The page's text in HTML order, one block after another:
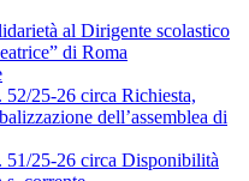
al Dirigente scolastico
di Roma
25-26 circa Richiesta,
dell’assemblea di
51/25-26 circa Disponibilità